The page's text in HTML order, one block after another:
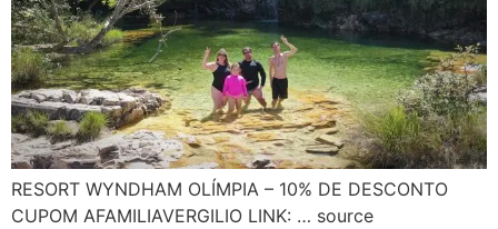
RESORT WYNDHAM OLÍMPIA – 10% DE DESCONTO
CUPOM AFAMILIAVERGILIO LINK: … source